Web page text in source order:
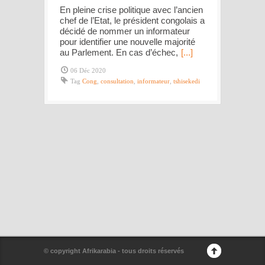
En pleine crise politique avec l’ancien
chef de l’Etat, le président congolais a
décidé de nommer un informateur
pour identifier une nouvelle majorité
au Parlement. En cas d’échec, [...]
06 Déc 2020
Tag Cong consultation informateur tshisekedi
© copyright Afrikarabia - tous droits réservés